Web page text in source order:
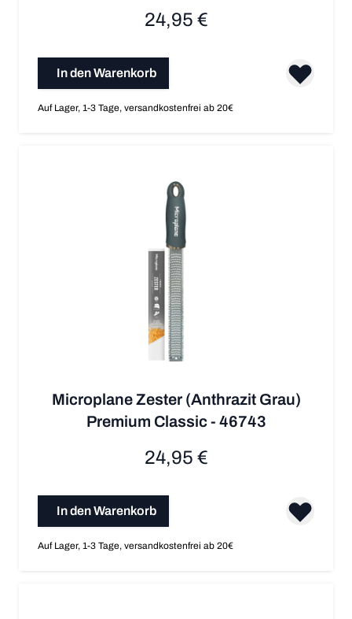
24,95 €
In den Warenkorb
Auf Lager, 1-3 Tage, versandkostenfrei ab 20€
Microplane Zester (Anthrazit Grau)
Premium Classic - 46743
24,95 €
In den Warenkorb
Auf Lager, 1-3 Tage, versandkostenfrei ab 20€